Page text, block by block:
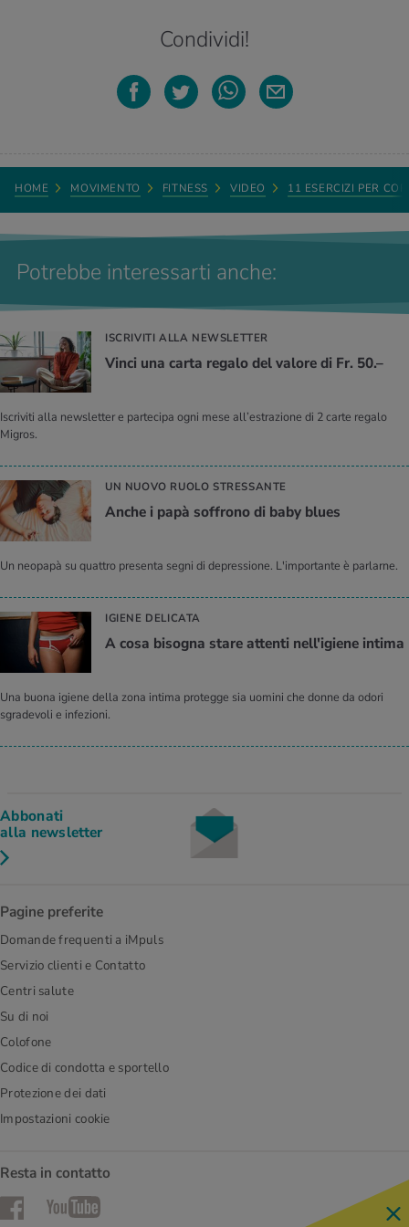
Condividi!
HOME MOVIMENTO FITNESS VIDEO 11 ESERCIZI PER
Potrebbe interessarti anche:
ISCRIVITI ALLA NEWSLETTER
Vinci una carta regalo del valore di Fr. 50.–
Iscriviti alla newsletter e partecipa ogni mese all’estrazione di 2 carte regalo
Migros.
UN NUOVO RUOLO STRESSANTE
Anche i papà soffrono di baby blues
Un neopapà su quattro presenta segni di depressione. L'importante è parlarne.
IGIENE DELICATA
A cosa bisogna stare attenti nell'igiene intima
Una buona igiene della zona intima protegge sia uomini che donne da odori
sgradevoli e infezioni.
Abbonati
alla newsletter
Pagine preferite
Domande frequenti a iMpuls
Servizio clienti e Contatto
Centri salute
Su di noi
Colofone
Codice di condotta e sportello
Protezione dei dati
Impostazioni cookie
Resta in contatto
FacebookYouTube